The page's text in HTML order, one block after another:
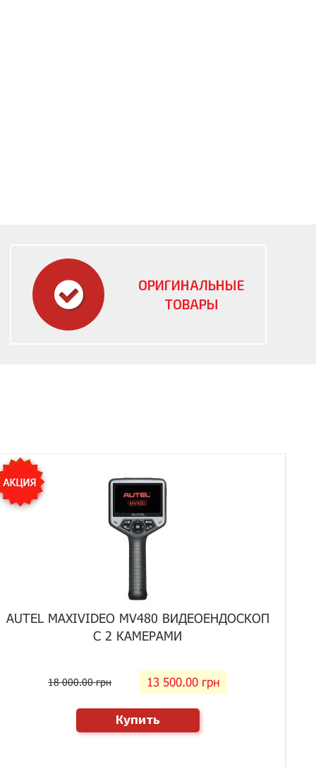
ОРИГИНАЛЬНЫЕ
ТОВАРЫ
AUTEL MAXIVIDEO MV480 ВИДЕОЕНДОСКОП
С 2 КАМЕРАМИ
18 000.00 грн 13 500.00 грн
Купить